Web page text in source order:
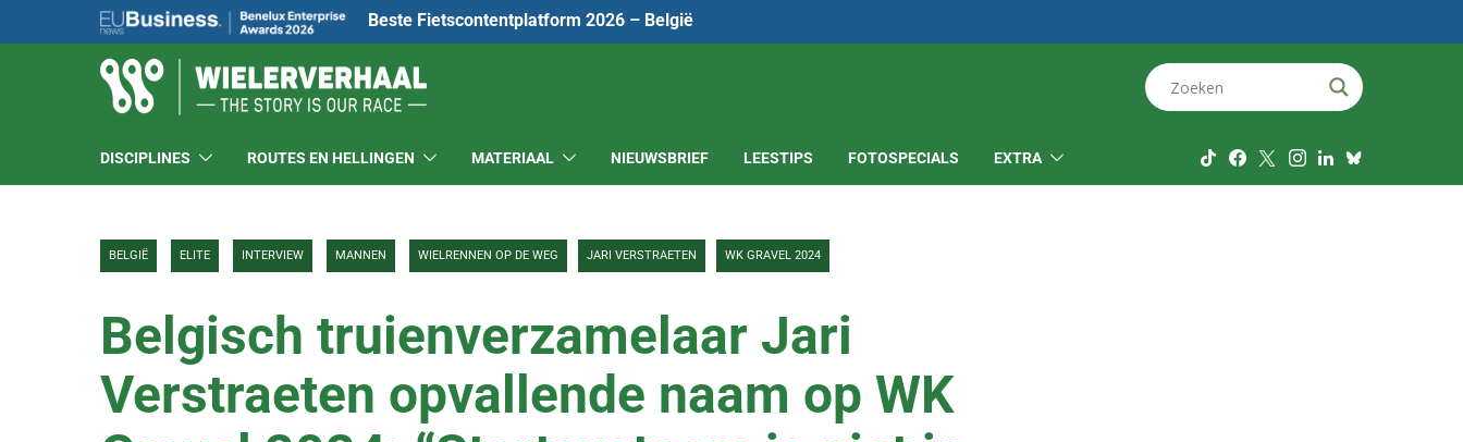
Beste Fietscontentplatform 2026 – België
DISCIPLINES ROUTES EN HELLINGEN MATERIAAL NIEUWSBRIEF LEESTIPS FOTOSPECIALS EXTRA
BELGIË ELITE INTERVIEW MANNEN WIELRENNEN OP DE WEG JARI VERSTRAETEN WK GRAVEL 2024
Belgisch truienverzamelaar Jari
Verstraeten opvallende naam op WK